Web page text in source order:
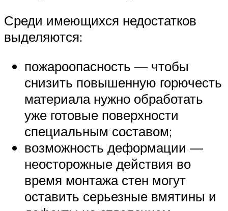
Среди имеющихся недостатков
выделяются:
пожароопасность — чтобы
снизить повышенную горючесть
материала нужно обработать
уже готовые поверхности
специальным составом;
возможность деформации —
неосторожные действия во
время монтажа стен могут
оставить серьезные вмятины и